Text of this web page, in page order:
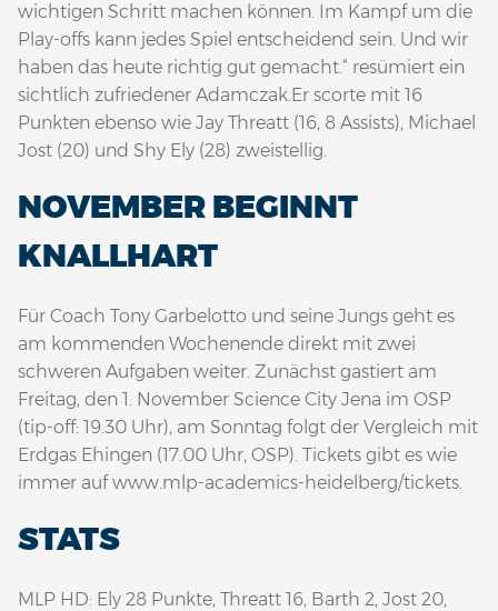
wichtigen Schritt machen können. Im Kampf um die
Play-offs kann jedes Spiel entscheidend sein. Und wir
haben das heute richtig gut gemacht.“ resümiert ein
sichtlich zufriedener Adamczak.Er scorte mit 16
Punkten ebenso wie Jay Threatt (16, 8 Assists), Michael
Jost (20) und Shy Ely (28) zweistellig.
NOVEMBER BEGINNT
KNALLHART
Für Coach Tony Garbelotto und seine Jungs geht es
am kommenden Wochenende direkt mit zwei
schweren Aufgaben weiter. Zunächst gastiert am
Freitag, den 1. November Science City Jena im OSP
(tip-off: 19.30 Uhr), am Sonntag folgt der Vergleich mit
Erdgas Ehingen (17.00 Uhr, OSP). Tickets gibt es wie
immer auf www.mlp-academics-heidelberg/tickets.
STATS
MLP HD: Ely 28 Punkte, Threatt 16, Barth 2, Jost 20,